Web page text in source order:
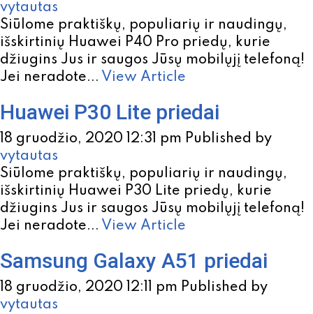
vytautas
Siūlome praktiškų, populiarių ir naudingų,
išskirtinių Huawei P40 Pro priedų, kurie
džiugins Jus ir saugos Jūsų mobilųjį telefoną!
Jei neradote... View Article
Huawei P30 Lite priedai
18 gruodžio, 2020 12:31 pm Published by
vytautas
Siūlome praktiškų, populiarių ir naudingų,
išskirtinių Huawei P30 Lite priedų, kurie
džiugins Jus ir saugos Jūsų mobilųjį telefoną!
Jei neradote... View Article
Samsung Galaxy A51 priedai
18 gruodžio, 2020 12:11 pm Published by
vytautas